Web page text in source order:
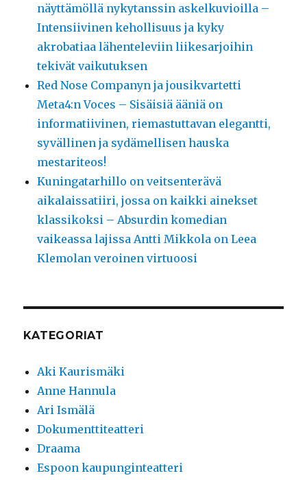
näyttämöllä nykytanssin askelkuvioilla –
Intensiivinen kehollisuus ja kyky
akrobatiaa lähenteleviin liikesarjoihin
tekivät vaikutuksen
Red Nose Companyn ja jousikvartetti
Meta4:n Voces – Sisäisiä ääniä on
informatiivinen, riemastuttavan elegantti,
syvällinen ja sydämellisen hauska
mestariteos!
Kuningatarhillo on veitsenterävä
aikalaissatiiri, jossa on kaikki ainekset
klassikoksi – Absurdin komedian
vaikeassa lajissa Antti Mikkola on Leea
Klemolan veroinen virtuoosi
KATEGORIAT
Aki Kaurismäki
Anne Hannula
Ari Ismälä
Dokumenttiteatteri
Draama
Espoon kaupunginteatteri